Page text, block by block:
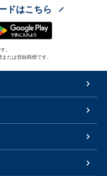
ドはこちら
。
たは登録商標です。